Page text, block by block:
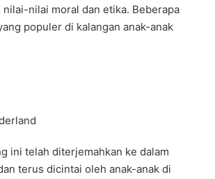
nilai-nilai moral dan etika. Beberapa
populer di kalangan anak-anak
ini telah diterjemahkan ke dalam
terus dicintai oleh anak-anak di